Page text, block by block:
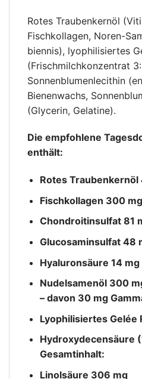
Rotes Traubenkernöl
Fischkollagen, Noren-
biennis), lyophilisiertes
(Frischmilchkonzentrat 3:
Sonnenblumenlecithin
Bienenwachs,
(Glycerin, Gelatine).
Die empfohlene
enthält:
Rotes Traubenkernöl
Fischkollagen 300 mg
Chondroitinsulfat 81
Glucosaminsulfat 48
Hyaluronsäure 14 mg
Nudelsamenöl 300
– davon 30 mg
Lyophilisiertes Gelée
Hydroxydecensäure
Gesamtinhalt:
Linolsäure 306 mg